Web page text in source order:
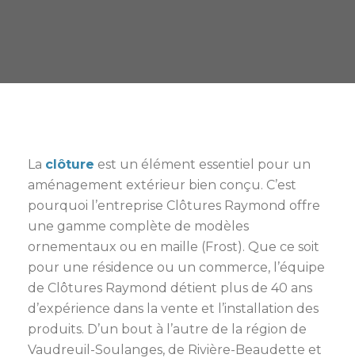
La clôture est un élément essentiel pour un
aménagement extérieur bien conçu. C’est
pourquoi l’entreprise Clôtures Raymond offre
une gamme complète de modèles
ornementaux ou en maille (Frost). Que ce soit
pour une résidence ou un commerce, l’équipe
de Clôtures Raymond détient plus de 40 ans
d’expérience dans la vente et l’installation des
produits. D’un bout à l’autre de la région de
Vaudreuil-Soulanges, de Rivière-Beaudette et